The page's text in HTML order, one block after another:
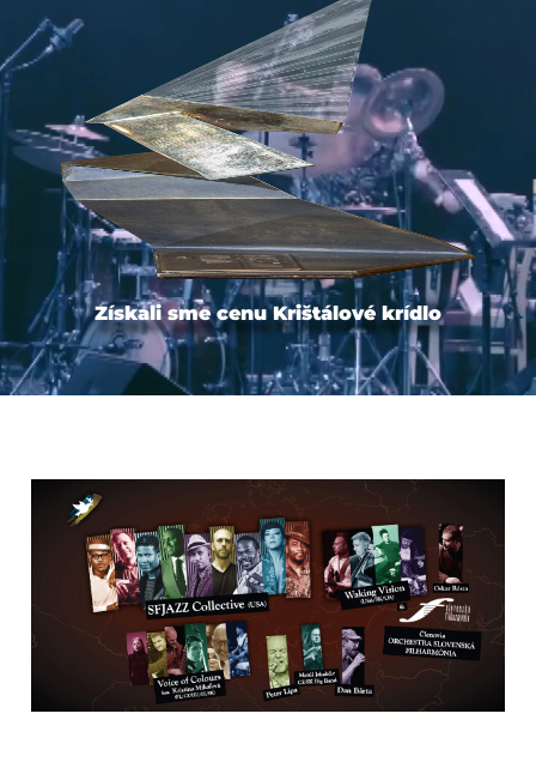
Získali sme cenu Krištálové krídlo